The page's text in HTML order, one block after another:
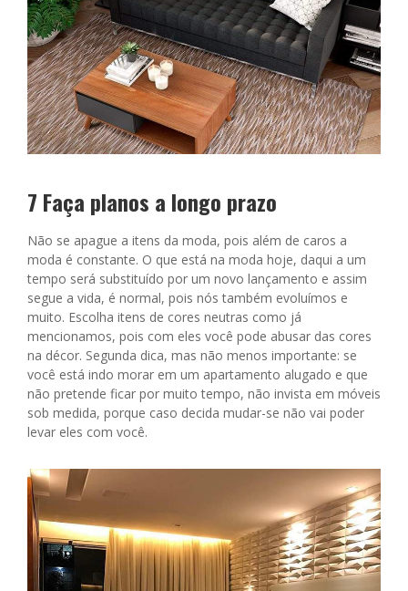
7 Faça planos a longo prazo
Não se apague a itens da moda, pois além de caros a
moda é constante. O que está na moda hoje, daqui a um
tempo será substituído por um novo lançamento e assim
segue a vida, é normal, pois nós também evoluímos e
muito. Escolha itens de cores neutras como já
mencionamos, pois com eles você pode abusar das cores
na décor. Segunda dica, mas não menos importante: se
você está indo morar em um apartamento alugado e que
não pretende ficar por muito tempo, não invista em móveis
sob medida, porque caso decida mudar-se não vai poder
levar eles com você.